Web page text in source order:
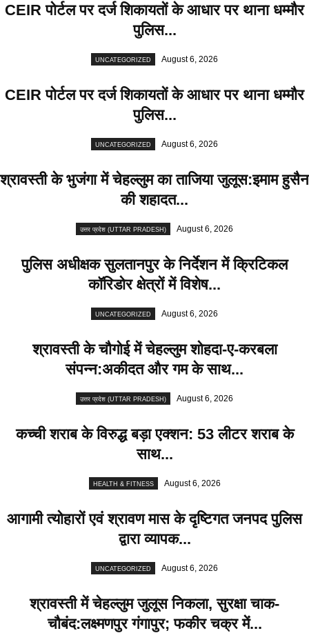
CEIR पोर्टल पर दर्ज शिकायतों के आधार पर थाना धम्मौर
पुलिस...
UNCATEGORIZED August 6, 2026
CEIR पोर्टल पर दर्ज शिकायतों के आधार पर थाना धम्मौर
पुलिस...
UNCATEGORIZED August 6, 2026
श्रावस्ती के भुजंगा में चेहल्लुम का ताजिया जुलूस:इमाम हुसैन
की शहादत...
उत्तर प्रदेश (UTTAR PRADESH) August 6, 2026
पुलिस अधीक्षक सुलतानपुर के निर्देशन में क्रिटिकल
कॉरिडोर क्षेत्रों में विशेष...
UNCATEGORIZED August 6, 2026
श्रावस्ती के चौगोई में चेहल्लुम शोहदा-ए-करबला
संपन्न:अकीदत और गम के साथ...
उत्तर प्रदेश (UTTAR PRADESH) August 6, 2026
कच्ची शराब के विरुद्ध बड़ा एक्शन: 53 लीटर शराब के
साथ...
HEALTH & FITNESS August 6, 2026
आगामी त्योहारों एवं श्रावण मास के दृष्टिगत जनपद पुलिस
द्वारा व्यापक...
UNCATEGORIZED August 6, 2026
श्रावस्ती में चेहल्लुम जुलूस निकला, सुरक्षा चाक-
चौबंद:लक्ष्मणपुर गंगापुर; फकीर चक्र में...